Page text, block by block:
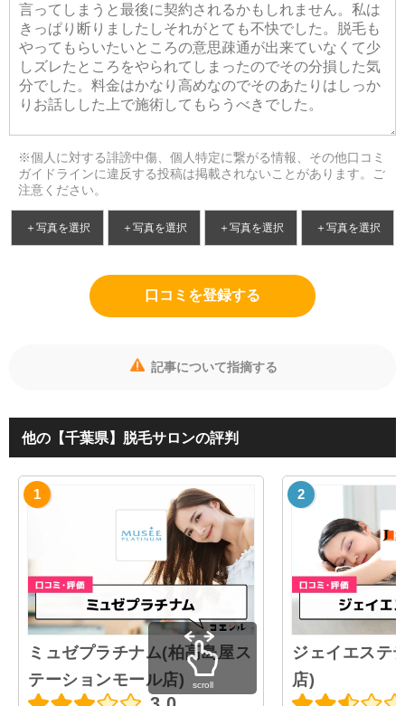
※個人に対する誹謗中傷、個人特定に繋がる情報、その他口コミ
ガイドラインに違反する投稿は掲載されないことがあります。ご
注意ください。
＋写真を選択 ＋写真を選択 ＋写真を選択 ＋写真を選択
口コミを登録する
記事について指摘する
他の【千葉県】脱毛サロンの評判
ミュゼプラチナム(柏高島屋ス
テーションモール店)
ジェイエステ
店)
scroll